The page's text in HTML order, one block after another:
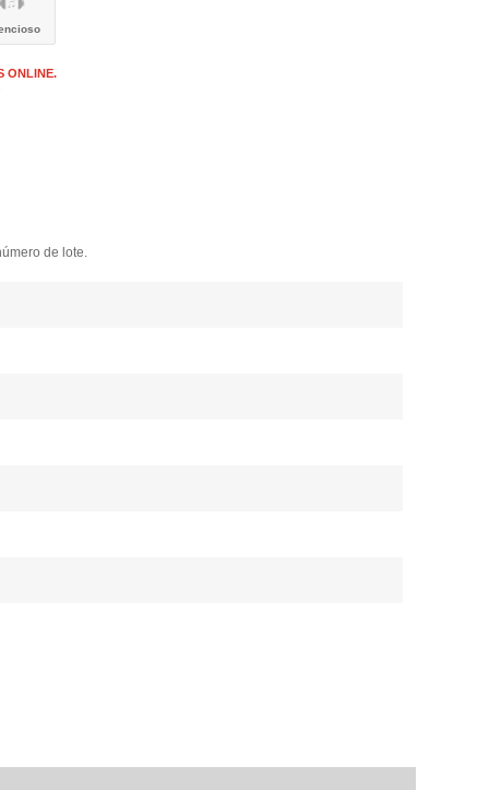
ONLINE.
de lote.